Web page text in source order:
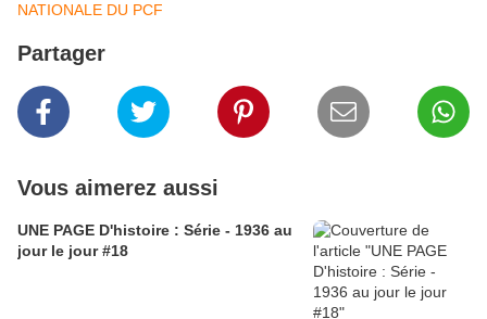
NATIONALE DU PCF
Partager
Vous aimerez aussi
UNE PAGE D'histoire : Série - 1936 au
jour le jour #18